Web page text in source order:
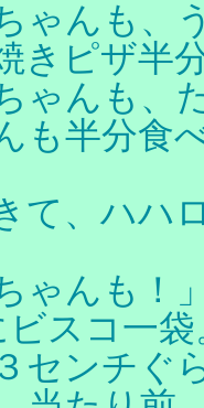
ゃんも、
きピザ半
ゃんも
も半分食
て、ハハ
ゃんも！
ビスコ一
センチぐ